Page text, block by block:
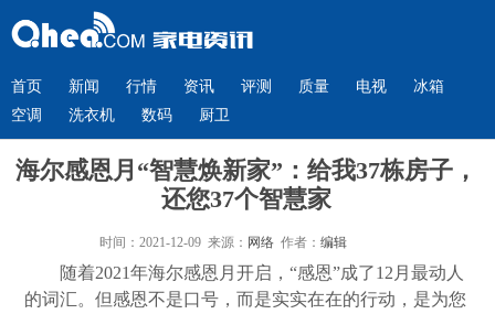
首页 新闻 行情 资讯 评测 质量 电视
冰箱
空调
洗衣机 数码 厨卫
海尔感恩月“智慧焕新家”：给我37栋房子，
还您37个智慧家
时间：2021-12-09 来源： 网络作者： 编辑
随着2021年海尔感恩月开启，“感恩”成了12月最动人
的词汇。但感恩不是口号，而是实实在在的行动，是为您